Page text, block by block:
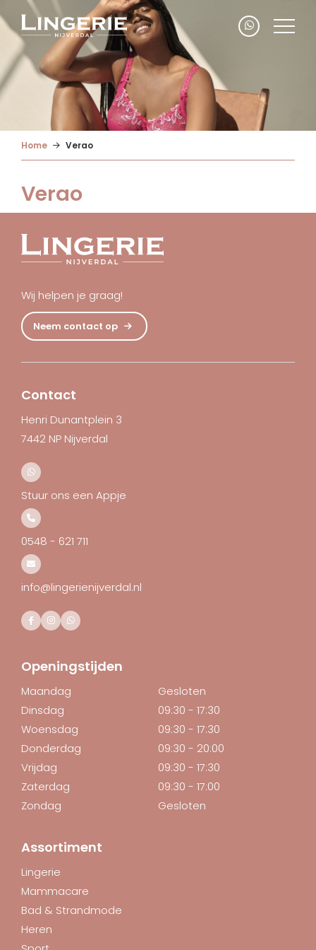
Home Verao
Verao
Wij helpen je graag!
Neem contact op
Contact
Henri Dunantplein 3
7442 NP Nijverdal
Stuur ons een Appje
0548 - 621 711
info@lingerienijverdal.nl
Openingstijden
Maandag
Gesloten
Dinsdag
09:30 - 17:30
Woensdag
09:30 - 17:30
Donderdag
09:30 - 20:00
Vrijdag
09:30 - 17:30
Zaterdag
09:30 - 17:00
Zondag
Gesloten
Assortiment
Lingerie
Mammacare
Bad & Strandmode
Heren